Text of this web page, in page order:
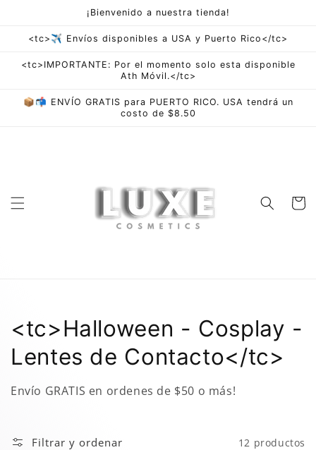
¡Bienvenido a nuestra tienda!
<tc>✈ Envíos disponibles a USA y Puerto Rico</tc>
<tc>IMPORTANTE: Por el momento solo esta disponible
Ath Móvil.</tc>
📦📬 ENVÍO GRATIS para PUERTO RICO. USA tendrá un
costo de $8.50
Carro
Colección:
<tc>Halloween - Cosplay -
Lentes de Contacto</tc>
Envío GRATIS en ordenes de $50 o más!
Filtrar y ordenar 12 productos